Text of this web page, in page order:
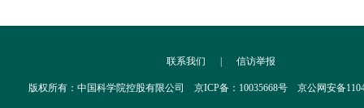
联系我们 | 信访举报
版权所有：中国科学院控股有限公司 京ICP备：10035668号 京公网安备